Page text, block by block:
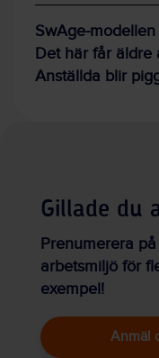
SwAge-
Det här får äldre
Anställda blir
Gillade du
Prenumerera
arbetsmiljö för
exempel!
Anmäl